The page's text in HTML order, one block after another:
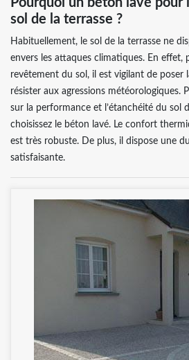
sol de la terrasse ?
Habituellement, le sol de la terrasse ne
envers les attaques climatiques. En effet,
revêtement du sol, il est vigilant de poser
résister aux agressions météorologiques.
sur la performance et l’étanchéité du sol
choisissez le béton lavé. Le confort
est très robuste. De plus, il dispose une
satisfaisante.